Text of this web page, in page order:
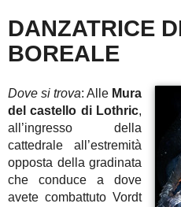
DANZATRICE
BOREALE
Dove si trova: Alle Mura
del castello di Lothric,
all’ingresso della
cattedrale all’estremità
opposta della gradinata
che conduce a dove
avete combattuto Vordt